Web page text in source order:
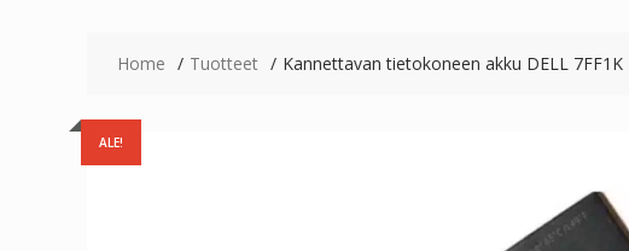
Home Tuotteet Kannettavan tietokoneen akku DELL 7FF1K
ALE!